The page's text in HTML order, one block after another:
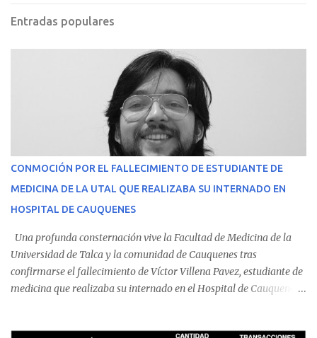
Entradas populares
CONMOCIÓN POR EL FALLECIMIENTO DE ESTUDIANTE DE
MEDICINA DE LA UTAL QUE REALIZABA SU INTERNADO EN
HOSPITAL DE CAUQUENES
Una profunda consternación vive la Facultad de Medicina de la
Universidad de Talca y la comunidad de Cauquenes tras
confirmarse el fallecimiento de Víctor Villena Pavez, estudiante de
medicina que realizaba su internado en el Hospital de Cauquenes.